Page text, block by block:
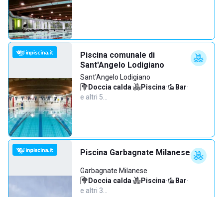
Piscina comunale di
Sant'Angelo Lodigiano
Sant'Angelo Lodigiano
Doccia calda· Piscina· Bar·
e altri 5…
Piscina Garbagnate Milanese
Garbagnate Milanese
Doccia calda· Piscina· Bar·
e altri 3…